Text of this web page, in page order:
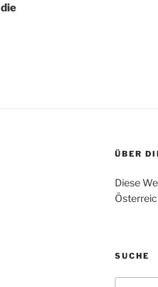
ÜBER
Diese
SUCHE